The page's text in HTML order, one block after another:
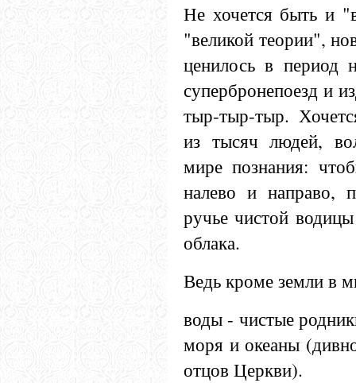
Не хочется быть и
"великой теории",
ценилось в период
супербронепоезд и
тыр-тыр-тыр.
из тысяч людей,
мире познания:
налево и направо,
ручье чистой
облака.
Ведь кроме земли в
воды - чистые
моря и океаны
отцов Церкви).